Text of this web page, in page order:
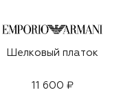
Шелковый платок
11 600 ₽